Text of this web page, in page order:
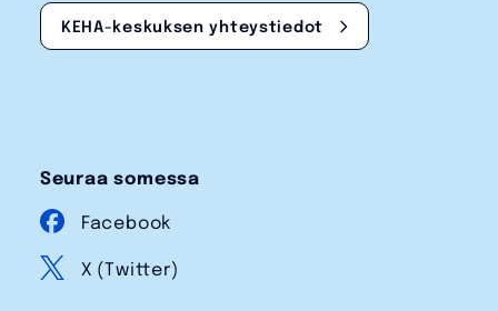
KEHA-keskuksen yhteystiedot
Seuraa somessa
Facebook
X (Twitter)